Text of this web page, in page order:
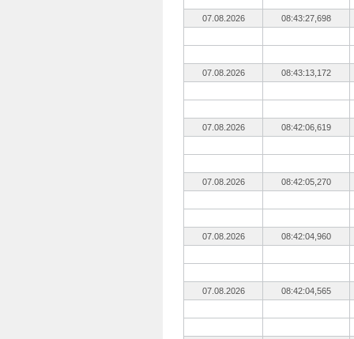
07.08.2026 08:43:27,698
07.08.2026 08:43:13,172
07.08.2026 08:42:06,619
07.08.2026 08:42:05,270
07.08.2026 08:42:04,960
07.08.2026 08:42:04,565